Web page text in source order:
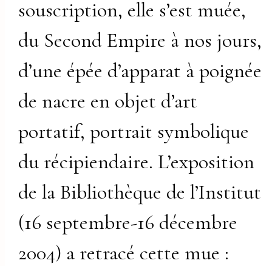
souscription, elle s’est muée,
du Second Empire à nos jours,
d’une épée d’apparat à poignée
de nacre en objet d’art
portatif, portrait symbolique
du récipiendaire. L’exposition
de la Bibliothèque de l’Institut
(16 septembre-16 décembre
2004) a retracé cette mue :